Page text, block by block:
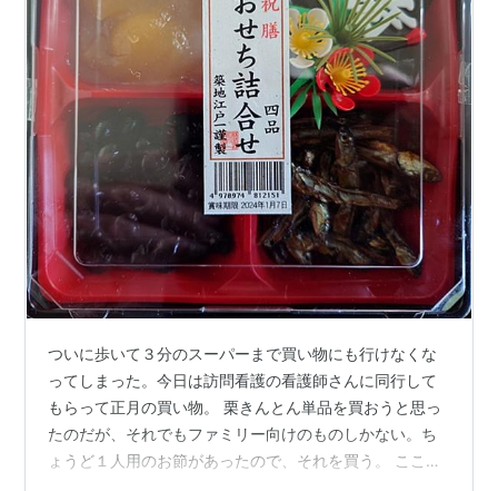
ついに歩いて３分のスーパーまで買い物にも行けなくな
ってしまった。今日は訪問看護の看護師さんに同行して
もらって正月の買い物。 栗きんとん単品を買おうと思っ
たのだが、それでもファミリー向けのものしかない。ち
ょうど１人用のお節があったので、それを買う。 ここ数